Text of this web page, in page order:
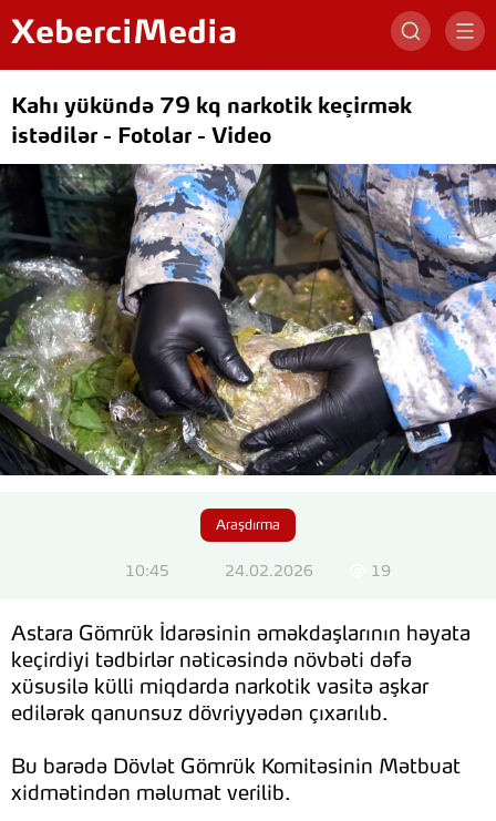
XeberciMedia
Kahı yükündə 79 kq narkotik keçirmək
istədilər - Fotolar - Video
Araşdırma
10:45 24.02.2026 19
Astara Gömrük İdarəsinin əməkdaşlarının həyata
keçirdiyi tədbirlər nəticəsində növbəti dəfə
xüsusilə külli miqdarda narkotik vasitə aşkar
edilərək qanunsuz dövriyyədən çıxarılıb.
Bu barədə Dövlət Gömrük Komitəsinin Mətbuat
xidmətindən məlumat verilib.